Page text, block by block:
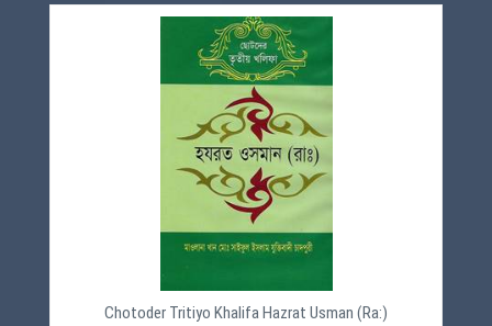
Chotoder Tritiyo Khalifa Hazrat Usman (Ra:)